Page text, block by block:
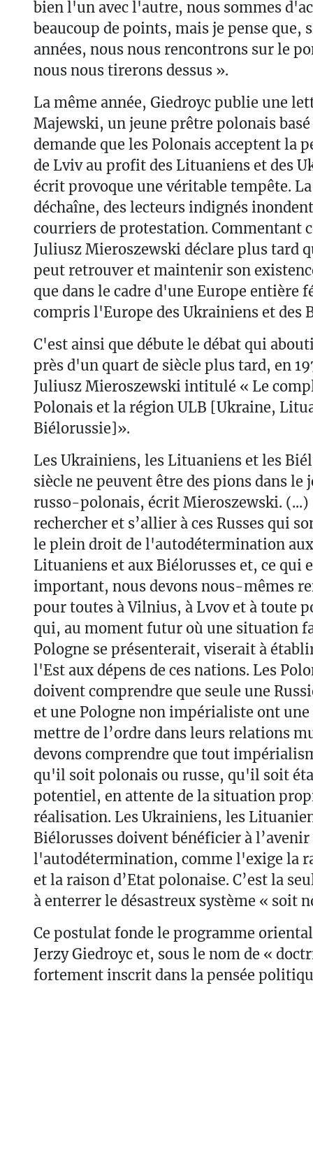
bien l'un avec l'autre, nous sommes
beaucoup de points, mais je pense que,
années, nous nous rencontrons sur le
nous nous tirerons dessus ».
La même année, Giedroyc publie une
Majewski, un jeune prêtre polonais
demande que les Polonais acceptent la
de Lviv au profit des Lituaniens et des
écrit provoque une véritable tempête.
déchaîne, des lecteurs indignés
courriers de protestation. Commentant
Juliusz Mieroszewski déclare plus tard
peut retrouver et maintenir son
que dans le cadre d'une Europe entière
compris l'Europe des Ukrainiens et des
C'est ainsi que débute le débat qui
près d'un quart de siècle plus tard, en
Juliusz Mieroszewski intitulé « Le
Polonais et la région ULB [Ukraine,
Biélorussie]».
Les Ukrainiens, les Lituaniens et les
siècle ne peuvent être des pions dans le
russo-polonais, écrit Mieroszewski. (...)
rechercher et s’allier à ces Russes qui
le plein droit de l'autodétermination
Lituaniens et aux Biélorusses et, ce qui
important, nous devons nous-mêmes
pour toutes à Vilnius, à Lvov et à toute
qui, au moment futur où une situation
Pologne se présenterait, viserait à
l'Est aux dépens de ces nations. Les
doivent comprendre que seule une
et une Pologne non impérialiste ont
mettre de l’ordre dans leurs relations
devons comprendre que tout
qu'il soit polonais ou russe, qu'il soit
potentiel, en attente de la situation
réalisation. Les Ukrainiens, les
Biélorusses doivent bénéficier à
l'autodétermination, comme l'exige la
et la raison d’Etat polonaise. C’est la
à enterrer le désastreux système « soit
Ce postulat fonde le programme
Jerzy Giedroyc et, sous le nom de «
fortement inscrit dans la pensée